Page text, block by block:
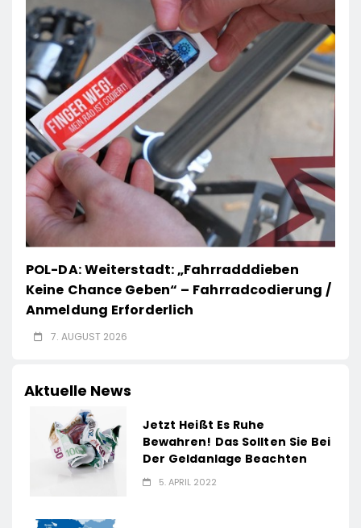
POL-DA: Weiterstadt: „Fahrradddieben
Keine Chance Geben“ – Fahrradcodierung /
Anmeldung Erforderlich
7. AUGUST 2026
Aktuelle News
Jetzt Heißt Es Ruhe
Bewahren! Das Sollten Sie Bei
Der Geldanlage Beachten
5. APRIL 2022